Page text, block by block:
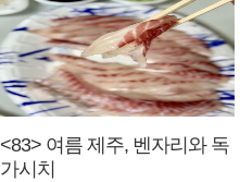
<83> 여름 제주, 벤자리와 독
가시치